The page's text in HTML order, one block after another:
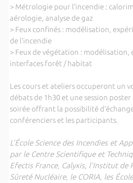
> Métrologie pour l’incendie :
aérologie, analyse de gaz
> Feux confinés : modélisation,
de l’incendie
> Feux de végétation :
interfaces forêt / habitat
Les cours et ateliers occuperont un
débats de 1h30 et une session
soirée offrant la possibilité
conférenciers et les participants.
L’École Science des Incendies et
par le Centre Scientifique et
Efectis France, Calyxis, l’Institut
Sûreté Nucléaire, le CORIA, les